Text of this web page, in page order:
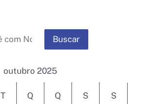
Buscar
outubro 2025
T Q Q S S